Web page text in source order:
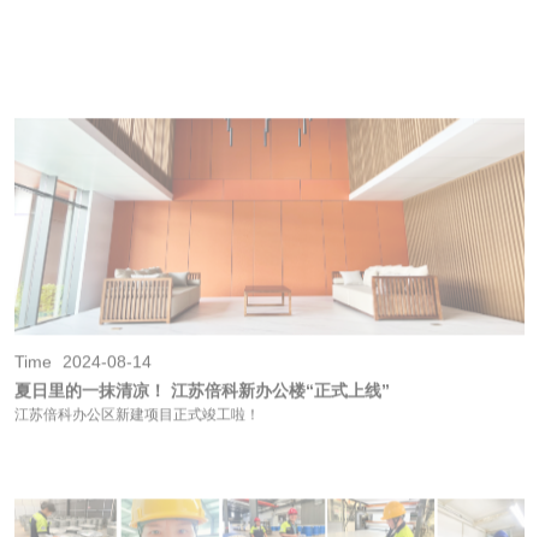
Time 2024-08-14
夏日里的一抹清凉！ 江苏倍科新办公楼“正式上线”
江苏倍科办公区新建项目正式竣工啦！